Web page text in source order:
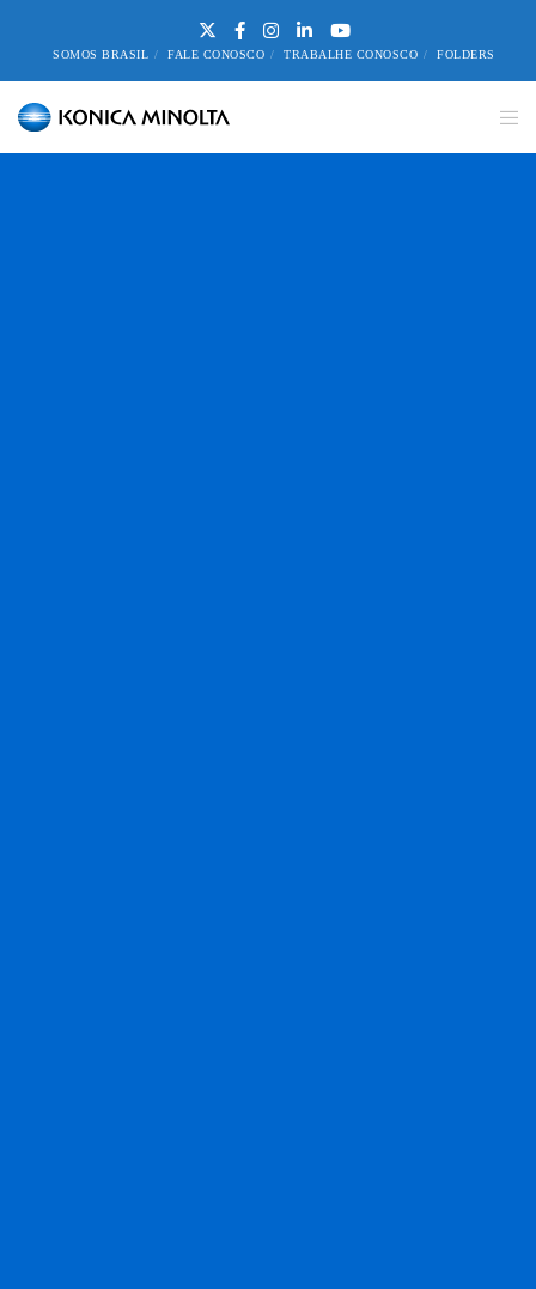
SOMOS BRASIL FALE CONOSCO TRABALHE CONOSCO FOLDERS